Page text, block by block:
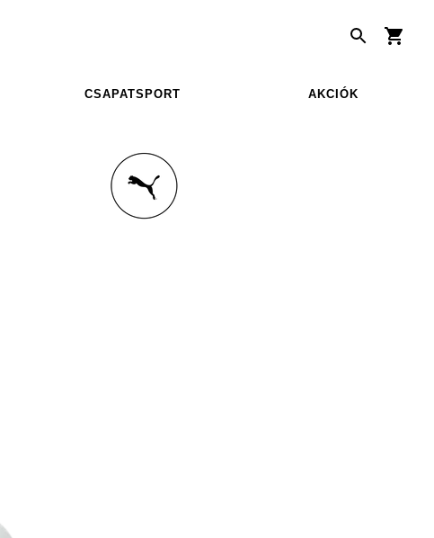
CSAPATSPORT AKCIÓK